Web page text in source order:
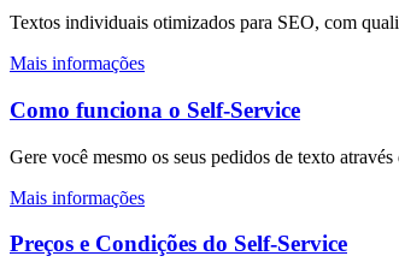
Textos individuais otimizados para SEO, com
Mais informações
Como funciona o Self-Service
Gere você mesmo os seus pedidos de texto
Mais informações
Preços e Condições do Self-Service